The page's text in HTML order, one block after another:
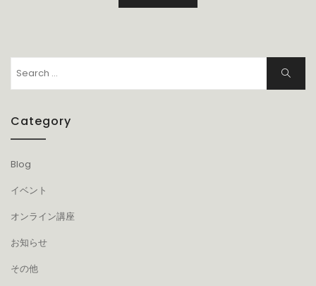
ョ
ン
Search
for:
Search
Category
Blog
イベント
オンライン講座
お知らせ
その他